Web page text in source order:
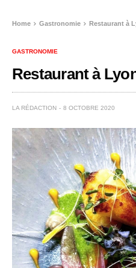
Home Gastronomie Restaurant à
GASTRONOMIE
Restaurant à
LA RÉDACTION 8 OCTOBRE 2020